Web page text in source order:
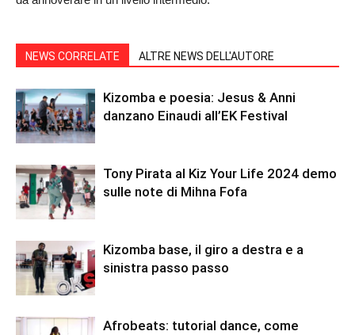
NEWS CORRELATE ALTRE NEWS DELL'AUTORE
Kizomba e poesia: Jesus & Anni
danzano Einaudi all’EK Festival
Tony Pirata al Kiz Your Life 2024 demo
sulle note di Mihna Fofa
Kizomba base, il giro a destra e a
sinistra passo passo
Afrobeats: tutorial dance, come